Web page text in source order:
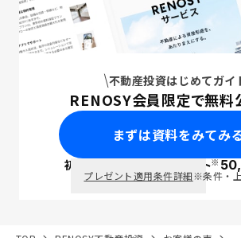
不動産投資はじめてガイ
RENOSY会員限定で無料
まずは資料をみてみ
初回面談で ポイント※
プレゼント適用条件詳細※条件・